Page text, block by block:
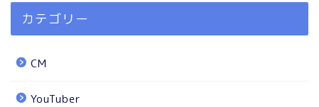
カテゴリー
CM
YouTuber